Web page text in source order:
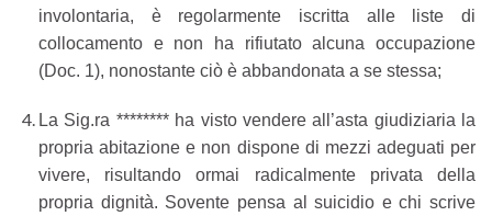
involontaria, è regolarmente iscritta alle liste di
collocamento e non ha rifiutato alcuna occupazione
(Doc. 1), nonostante ciò è abbandonata a se stessa;
La Sig.ra ******** ha visto vendere all’asta giudiziaria la
propria abitazione e non dispone di mezzi adeguati per
vivere, risultando ormai radicalmente privata della
propria dignità. Sovente pensa al suicidio e chi scrive